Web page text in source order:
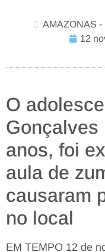
AMAZONAS -
12
O
Gonçalves
anos, foi
aula de
causaram
no local
EM TEMPO 12 de